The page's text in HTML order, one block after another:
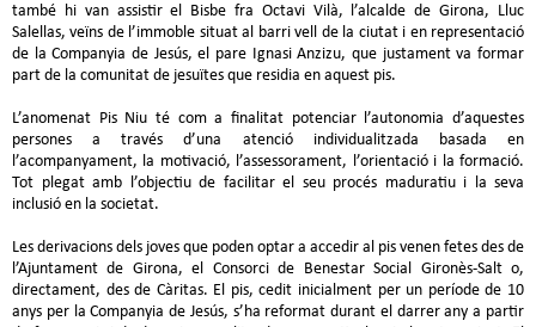
també hi van assistir el Bisbe fra Octavi Vilà, l’alcalde de Girona, Lluc
Salellas, veïns de l’immoble situat al barri vell de la ciutat i en representació
de la Companyia de Jesús, el pare Ignasi Anzizu, que justament va formar
part de la comunitat de jesuïtes que residia en aquest pis.
L’anomenat Pis Niu té com a finalitat potenciar l’autonomia d’aquestes
persones a través d’una atenció individualitzada basada en
l’acompanyament, la motivació, l’assessorament, l’orientació i la formació.
Tot plegat amb l’objectiu de facilitar el seu procés maduratiu i la seva
inclusió en la societat.
Les derivacions dels joves que poden optar a accedir al pis venen fetes des de
l’Ajuntament de Girona, el Consorci de Benestar Social Gironès-Salt o,
directament, des de Càritas. El pis, cedit inicialment per un període de 10
anys per la Companyia de Jesús, s’ha reformat durant el darrer any a partir